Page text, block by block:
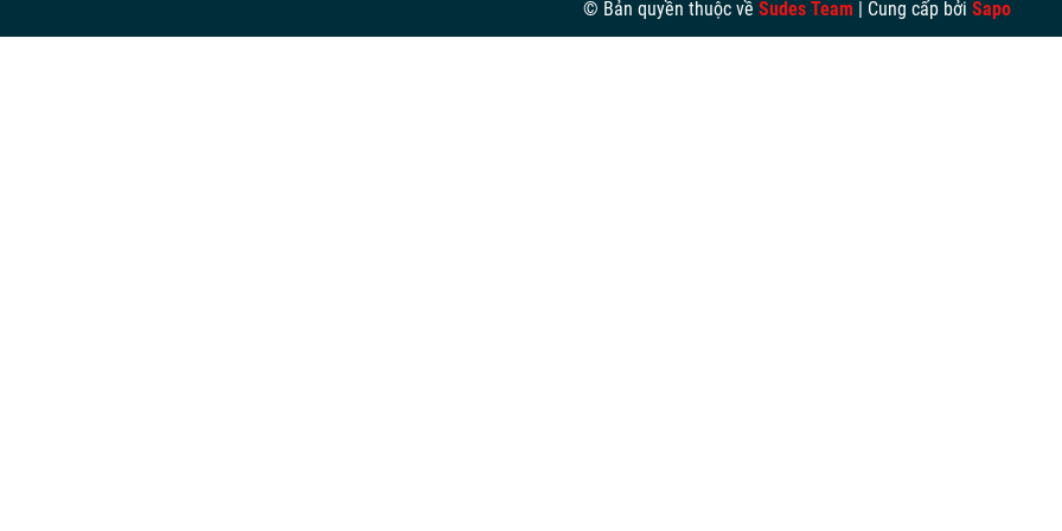
© Bản quyền thuộc về Sudes Team | Cung cấp bởi Sapo